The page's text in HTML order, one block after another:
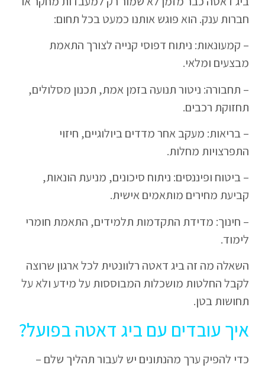
חברות ענק. הוא פוגש אותנו כמעט בכל תחום:
– קמעונאות: ניתוח דפוסי קנייה לצורך התאמת
מבצעים ומלאי.
– תחבורה: ניטור תנועה בזמן אמת, תכנון מסלולים,
תחזוקת רכבים.
– בריאות: מעקב אחר מדדים ביולוגיים, חיזוי
התפרצויות מחלות.
– ביטוח ופיננסים: ניתוח סיכונים, מניעת הונאות,
קביעת מחירים מותאמים אישית.
– חינוך: מדידת התקדמות תלמידים, התאמת חומרי
לימוד.
השאלה מה זה ביג דאטה רלוונטית לכל ארגון שרוצה
לקבל החלטות מושכלות המבוססות על מידע ולא על
תחושות בטן.
איך עובדים עם ביג דאטה בפועל?
כדי להפיק ערך מהנתונים יש לעבור תהליך שלם –